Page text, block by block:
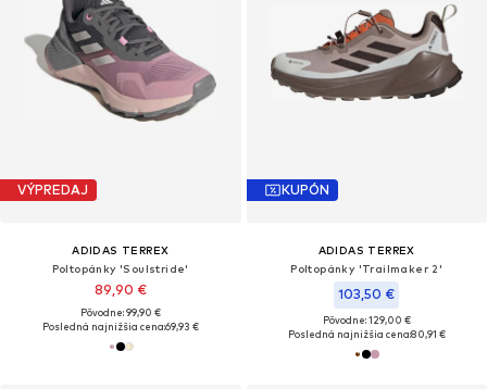
VÝPREDAJ
ADIDAS TERREX
Poltopánky 'Soulstride'
89,90 €
Pôvodne: 99,90 €
Posledná najnižšia cena:69,93 €
KUPÓN
ADIDAS TERREX
Poltopánky 'Trailmaker 2'
103,50 €
Pôvodne: 129,00 €
Posledná najnižšia cena:80,91 €